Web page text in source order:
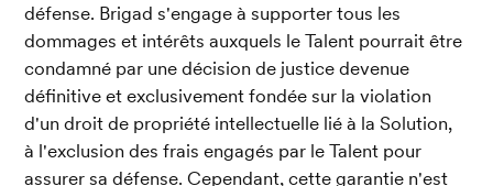
défense. Brigad s'engage à supporter tous les
dommages et intérêts auxquels le Talent pourrait être
condamné par une décision de justice devenue
définitive et exclusivement fondée sur la violation
d'un droit de propriété intellectuelle lié à la Solution,
à l'exclusion des frais engagés par le Talent pour
assurer sa défense. Cependant, cette garantie n'est